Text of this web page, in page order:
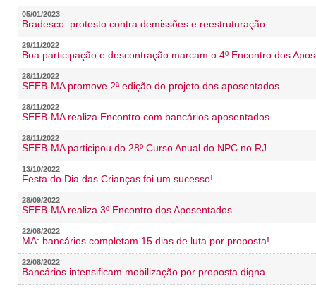
05/01/2023
Bradesco: protesto contra demissões e reestruturação
29/11/2022
Boa participação e descontração marcam o 4º Encontro dos
28/11/2022
SEEB-MA promove 2ª edição do projeto dos aposentados
28/11/2022
SEEB-MA realiza Encontro com bancários aposentados
28/11/2022
SEEB-MA participou do 28º Curso Anual do NPC no RJ
13/10/2022
Festa do Dia das Crianças foi um sucesso!
28/09/2022
SEEB-MA realiza 3º Encontro dos Aposentados
22/08/2022
MA: bancários completam 15 dias de luta por proposta!
22/08/2022
Bancários intensificam mobilização por proposta digna